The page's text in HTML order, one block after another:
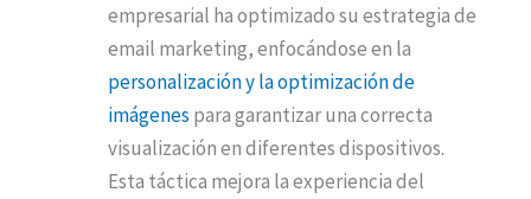
empresarial ha optimizado su estrategia de
email marketing, enfocándose en la
personalización y la optimización de
imágenes para garantizar una correcta
visualización en diferentes dispositivos.
Esta táctica mejora la experiencia del